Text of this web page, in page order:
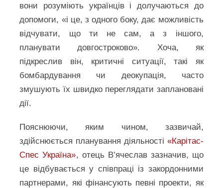
вони розуміють українців і долучаються до
допомоги, «і це, з одного боку, дає можливість
відчувати, що ти не сам, а з іншого,
планувати довгостроково». Хоча, як
підкреслив він, критичні ситуації, такі як
бомбардування чи деокупація, часто
змушують їх швидко переглядати заплановані
дії.
Пояснюючи, яким чином, зазвичай,
здійснюється планування діяльності «Карітас-
Спес Україна», отець В’ячеслав зазначив, що
це відбувається у співпраці із закордонними
партнерами, які фінансують певні проекти, як